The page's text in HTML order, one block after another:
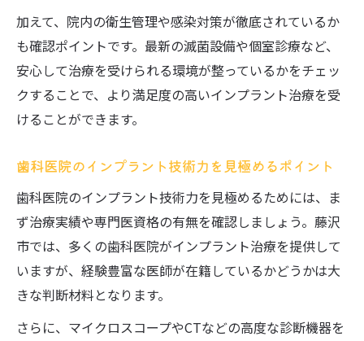
加えて、院内の衛生管理や感染対策が徹底されているか
も確認ポイントです。最新の滅菌設備や個室診療など、
安心して治療を受けられる環境が整っているかをチェッ
クすることで、より満足度の高いインプラント治療を受
けることができます。
歯科医院のインプラント技術力を見極めるポイント
歯科医院のインプラント技術力を見極めるためには、ま
ず治療実績や専門医資格の有無を確認しましょう。藤沢
市では、多くの歯科医院がインプラント治療を提供して
いますが、経験豊富な医師が在籍しているかどうかは大
きな判断材料となります。
さらに、マイクロスコープやCTなどの高度な診断機器を